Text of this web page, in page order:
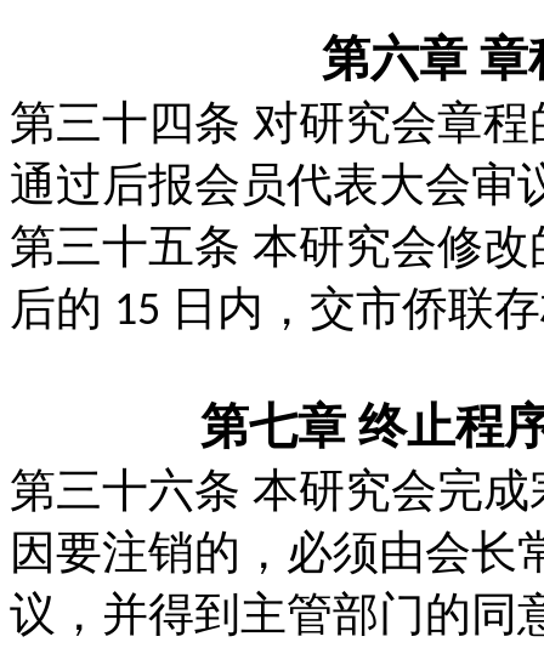
第六章 章
第三十四条 对研究会章
通过后报会员代表大会审
第三十五条 本研究会修
后的 15 日内， 交市侨联
第七章 终止程
第三十六条 本研究会完
因要注销的，必须由会长
议，并得到主管部门的同